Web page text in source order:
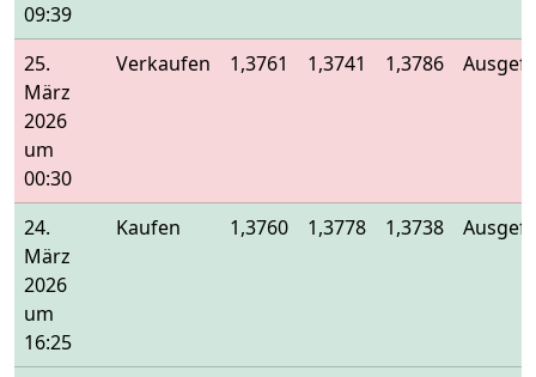
09:39
25.
März
2026
um
00:30
Verkaufen 1,3761 1,3741 1,3786
24.
März
2026
um
16:25
Kaufen 1,3760 1,3778 1,3738